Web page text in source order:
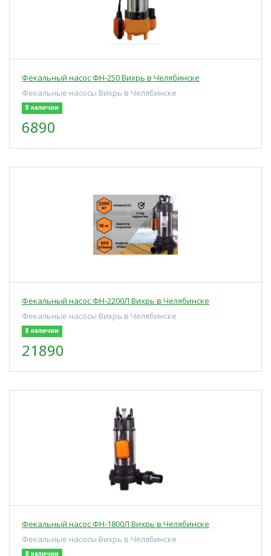
Фекальный насос ФН-250 Вихрь в Челябинске
Фекальные насосы Вихрь в Челябинске
В наличии
6890
Фекальный насос ФН-2200Л Вихрь в Челябинске
Фекальные насосы Вихрь в Челябинске
В наличии
21890
Фекальный насос ФН-1800Л Вихрь в Челябинске
Фекальные насосы Вихрь в Челябинске
В наличии